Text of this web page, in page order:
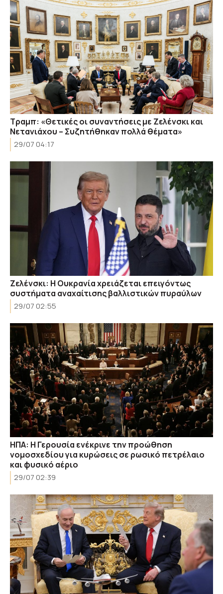
Τραμπ: «Θετικές οι συναντήσεις με Ζελένσκι και
Νετανιάχου – Συζητήθηκαν πολλά θέματα»
29/07 04:17
Ζελένσκι: Η Ουκρανία χρειάζεται επειγόντως
συστήματα αναχαίτισης βαλλιστικών πυραύλων
29/07 02:55
ΗΠΑ: Η Γερουσία ενέκρινε την προώθηση
νομοσχεδίου για κυρώσεις σε ρωσικό πετρέλαιο
και φυσικό αέριο
29/07 02:39